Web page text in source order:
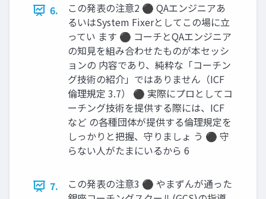
6.
この発表の注意2 ⚫ QAエンジニアあ
るいはSystem Fixerとしてこの場に立
ってい ます ⚫ コーチとQAエンジニア
の知見を組み合わせたものが本セッシ
ョンの 内容であり、純粋な「コーチン
グ技術の紹介」ではありません（ICF
倫理規定 3.7） ⚫ 実際にプロとしてコ
ーチング技術を提供する際には、ICF
など の各種団体が提供する倫理規定を
しっかりと把握、守りましょ う ⚫ 守
らない人がたまにいるから 6
7.
この発表の注意3 ⚫ やまずんが通った